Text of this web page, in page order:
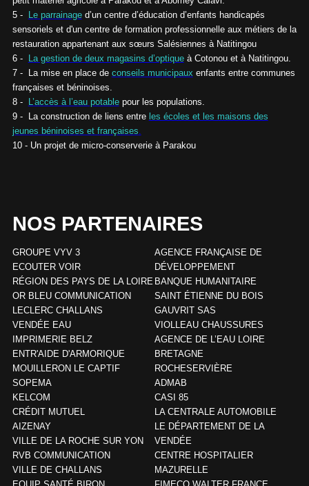
5 - Le parrainaged’un centre d’éducation d’enfants handicapés
sensoriels et d'un centre de formation professionnelle aux métiers de la
restauration appartenant aux sœurs Salésiennes à Natitingou
6 - La gestion de deux magasins d’optiqueà Cotonou et à Natitingou.
7 - La mise en place de conseils municipaux enfants entre communes
françaises et béninoises.
8 - L’accès à l’eau potablepour les populations.
9 - La construction de liens entre les écoles et les maisons des
jeunes béninoises et françaises
10 - Un projet de micro-conserverie à Parakou
NOS PARTENAIRES
GROUPE VYV 3
ECOUTER VOIR
RÉGION DES PAYS DE LA LOIRE
OR BLEU COMMUNICATION
LECLERC CHALLANS
VENDÉE EAU
IMPRIMERIE BELZ
ENTR'AIDE D'ARMORIQUE
MOUILLERON LE CAPTIF
SOPEMA
KELCOM
CRÉDIT MUTUEL
AIZENAY
VILLE DE LA ROCHE SUR YON
RVB COMMUNICATION
VILLE DE CHALLANS
AGENCE FRANÇAISE DE
DÉVELOPPEMENT
BANQUE HUMANITAIRE
SAINT ÉTIENNE DU BOIS
GAUVRIT SAS
VIOLLEAU CHAUSSURES
AGENCE DE L’EAU LOIRE
BRETAGNE
ROCHESERVIÈRE
ADMAB
CASI 85
LA CENTRALE AUTOMOBILE
LE DÉPARTEMENT DE LA
VENDÉE
CENTRE HOSPITALIER
MAZURELLE